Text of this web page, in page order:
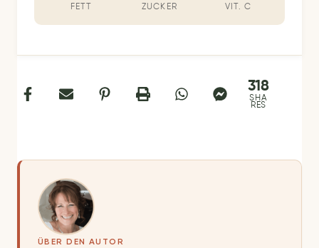
FETT ZUCKER VIT. C
318
SHA
RES
ÜBER DEN AUTOR